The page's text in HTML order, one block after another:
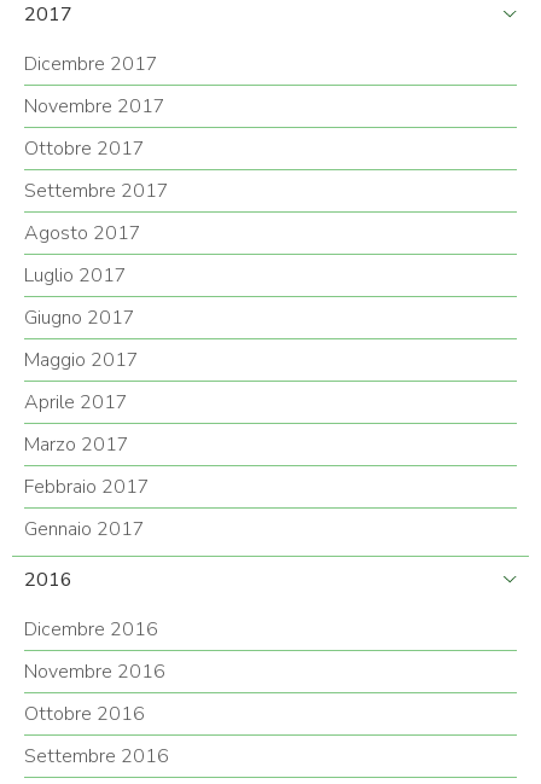
2017
Dicembre 2017
Novembre 2017
Ottobre 2017
Settembre 2017
Agosto 2017
Luglio 2017
Giugno 2017
Maggio 2017
Aprile 2017
Marzo 2017
Febbraio 2017
Gennaio 2017
2016
Dicembre 2016
Novembre 2016
Ottobre 2016
Settembre 2016